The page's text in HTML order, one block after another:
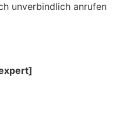
unverbindlich anrufen